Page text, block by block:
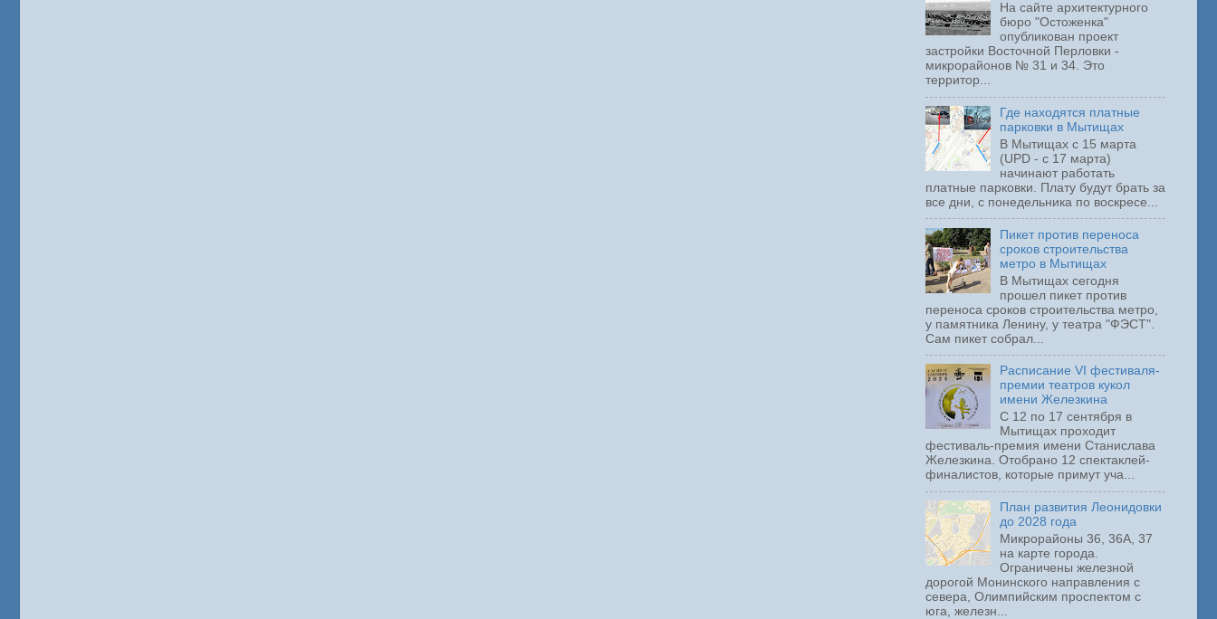
На сайте архитектурного
бюро "Остоженка"
опубликован проект
застройки Восточной Перловки -
микрорайонов № 31 и 34. Это
территор...
Где находятся платные
парковки в Мытищах
В Мытищах с 15 марта
(UPD - с 17 марта)
начинают работать
платные парковки. Плату будут брать за
все дни, с понедельника по воскресе...
Пикет против переноса
сроков строительства
метро в Мытищах
В Мытищах сегодня
прошел пикет против
переноса сроков строительства метро,
у памятника Ленину, у театра "ФЭСТ".
Сам пикет собрал...
Расписание VI фестиваля-
премии театров кукол
имени Железкина
С 12 по 17 сентября в
Мытищах проходит
фестиваль-премия имени Станислава
Железкина. Отобрано 12 спектаклей-
финалистов, которые примут уча...
План развития Леонидовки
до 2028 года
Микрорайоны 36, 36А, 37
на карте города.
Ограничены железной
дорогой Монинского направления с
севера, Олимпийским проспектом с
юга, железн...